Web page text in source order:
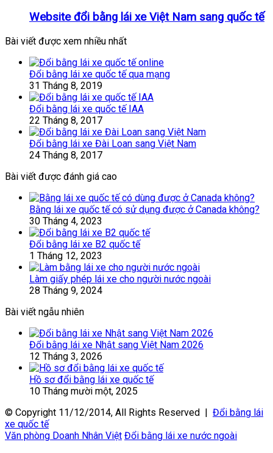
Website đổi bằng lái xe Việt Nam sang quốc tế
Bài viết được xem nhiều nhất
Đổi bằng lái xe quốc tế qua mạng
31 Tháng 8, 2019
Đổi bằng lái xe quốc tế IAA
22 Tháng 8, 2017
Đổi bằng lái xe Đài Loan sang Việt Nam
24 Tháng 8, 2017
Bài viết được đánh giá cao
Bằng lái xe quốc tế có sử dụng được ở Canada không?
30 Tháng 4, 2023
Đổi bằng lái xe B2 quốc tế
1 Tháng 12, 2023
Làm giấy phép lái xe cho người nước ngoài
28 Tháng 9, 2024
Bài viết ngẫu nhiên
Đổi bằng lái xe Nhật sang Việt Nam 2026
12 Tháng 3, 2026
Hồ sơ đổi bằng lái xe quốc tế
10 Tháng mười một, 2025
© Copyright 11/12/2014, All Rights Reserved | Đổi bằng lái
xe quốc tế
Văn phòng Doanh Nhân Việt Đổi bằng lái xe nước ngoài